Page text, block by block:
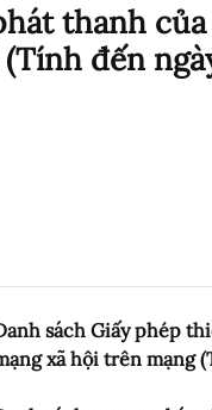
thanh
đến
sách Giấy phép
xã hội trên mạng